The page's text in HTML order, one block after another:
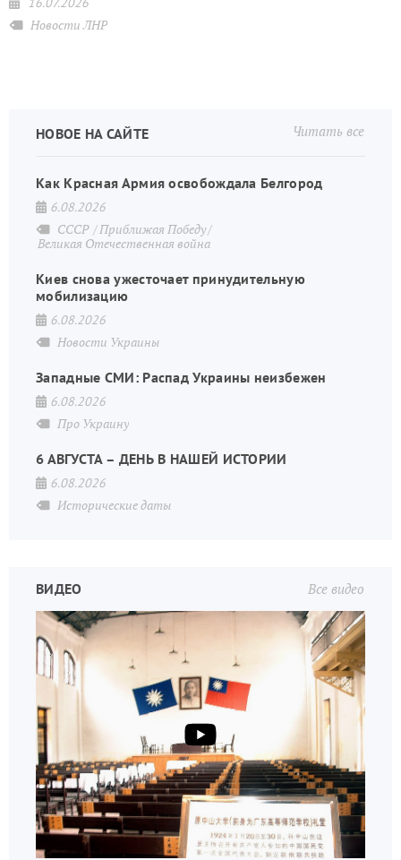
Новости ЛНР
Читать все
НОВОЕ НА САЙТЕ
Как Красная Армия освобождала Белгород
6.08.2026
СССР Приближая Победу
Великая Отечественная война
Киев снова ужесточает принудительную
мобилизацию
6.08.2026
Новости Украины
Западные СМИ: Распад Украины неизбежен
6.08.2026
Про Украину
6 АВГУСТА – ДЕНЬ В НАШЕЙ ИСТОРИИ
6.08.2026
Исторические даты
Все видео
ВИДЕО